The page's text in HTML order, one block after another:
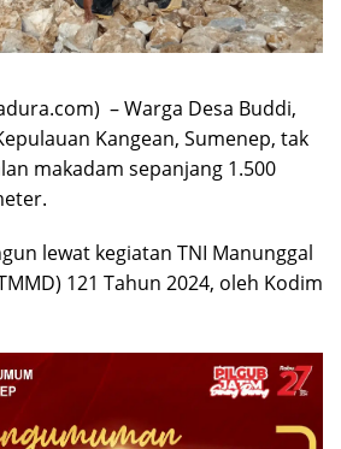
– Warga Desa Buddi,
Kangean, Sumenep, tak
makadam sepanjang 1.500
lewat kegiatan TNI Manunggal
121 Tahun 2024, oleh Kodim